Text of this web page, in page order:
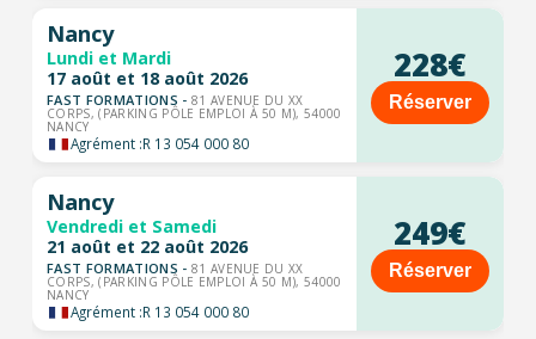
Nancy
Lundi et Mardi
17 août et 18 août 2026
FAST FORMATIONS - 81 AVENUE DU XX
CORPS, (PARKING PÔLE EMPLOI À 50 M), 54000
NANCY
Agrément :R 13 054 000 80
228€
Réserver
Nancy
Vendredi et Samedi
21 août et 22 août 2026
FAST FORMATIONS - 81 AVENUE DU XX
CORPS, (PARKING PÔLE EMPLOI À 50 M), 54000
NANCY
Agrément :R 13 054 000 80
249€
Réserver